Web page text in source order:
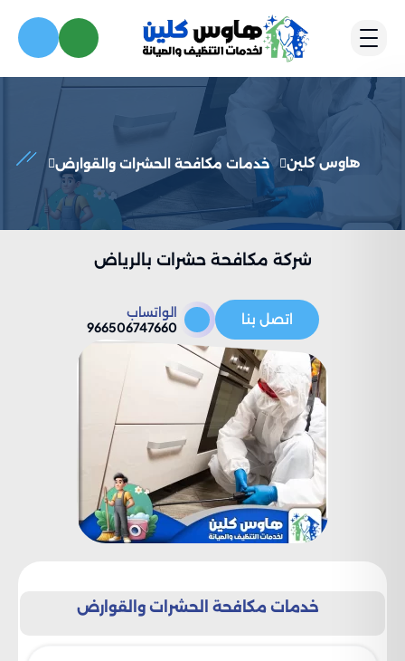
هاوس كلين خدمات مكافحة الحشرات والقوارض
شركة مكافحة حشرات بالرياض
اتصل بنا
الواتساب
966506747660
خدمات مكافحة الحشرات والقوارض